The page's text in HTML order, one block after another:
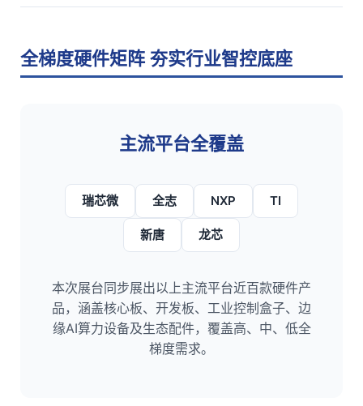
全梯度硬件矩阵 夯实行业智控底座
主流平台全覆盖
瑞芯微 全志 NXP TI
新唐 龙芯
本次展台同步展出以上主流平台近百款硬件产
品，涵盖核心板、开发板、工业控制盒子、边
缘AI算力设备及生态配件，覆盖高、中、低全
梯度需求。